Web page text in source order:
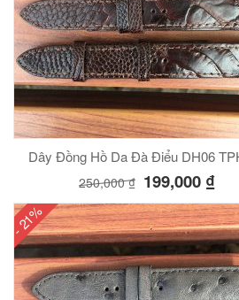
Dây Đồng Hồ Da Đà Điểu DH06
250,000₫ 199,000 ₫
- 21%